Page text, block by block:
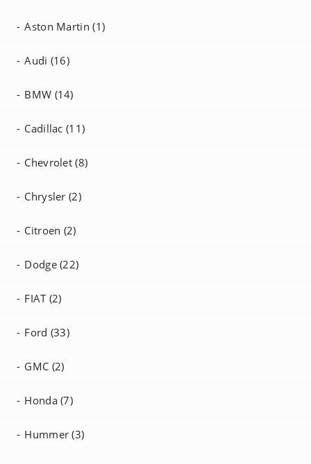
Aston Martin (1)
Audi (16)
BMW (14)
Cadillac (11)
Chevrolet (8)
Chrysler (2)
Citroen (2)
Dodge (22)
FIAT (2)
Ford (33)
GMC (2)
Honda (7)
Hummer (3)